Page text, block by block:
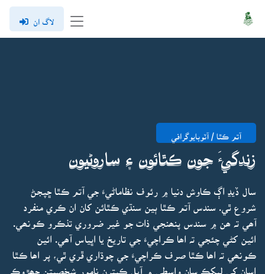
لاگ ان
آتم ڪٿا / آٽوبايوگرافي
زندگيءَ جون ڪٿائون ۽ ساروڻيون
سال ڏيڍ اڳ ڪاوش دنيا ۾ رئوف نظاماڻيءَ جي آتم ڪٿا ڇپجڻ
شروع ٿي. سندس آتم ڪٿا ٻين سنڌي ڪٿائن کان ان ڪري منفرد
آھي تہ ھن ۾ سندس پنھنجي ذات جو غير ضروري تذڪرو ڪونھي.
ائين کڻي چئجي تہ اھا ڪراچيءَ جي تاريخ يا اڀياس آھي. ائين
ڪونھي تہ اھا ڪٿا صرف ڪراچيءَ جي چوڌاري ڦري ٿي، پر اھا ڪٿا
اسان کي ليکڪ سان واسطي ۾ آيل ڪيترن نامور شخصيتن جھڙوڪ